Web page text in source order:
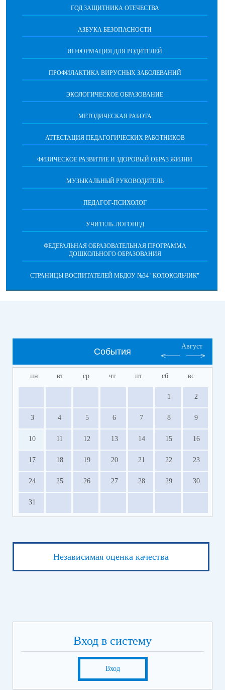
ГОД ЗАЩИТНИКА ОТЕЧЕСТВА
АЗБУКА БЕЗОПАСНОСТИ
ИНФОРМАЦИЯ ДЛЯ РОДИТЕЛЕЙ
ПРОФИЛАКТИКА ВИРУСНЫХ ЗАБОЛЕВАНИЙ
ЭКОЛОГИЧЕСКОЕ ОБРАЗОВАНИЕ
МЕТОДИЧЕСКАЯ РАБОТА
АТТЕСТАЦИЯ ПЕДАГОГИЧЕСКИХ РАБОТНИКОВ
ФИЗИЧЕСКОЕ РАЗВИТИЕ И ЗДОРОВЫЙ ОБРАЗ ЖИЗНИ
МУЗЫКАЛЬНЫЙ РУКОВОДИТЕЛЬ
ПЕДАГОГ-ПСИХОЛОГ
УЧИТЕЛЬ-ЛОГОПЕД
ФЕДЕРАЛЬНАЯ ОБРАЗОВАТЕЛЬНАЯ ПРОГРАММА
ДОШКОЛЬНОГО ОБРАЗОВАНИЯ
СТРАНИЦЫ ВОСПИТАТЕЛЕЙ МБДОУ №34 "КОЛОКОЛЬЧИК"
События
Август
пн вт ср чт пт сб вс
1 2
3 4 5 6 7 8 9
10 11 12 13 14 15 16
17 18 19 20 21 22 23
24 25 26 27 28 29 30
31
Независимая оценка качества
Вход в систему
Вход